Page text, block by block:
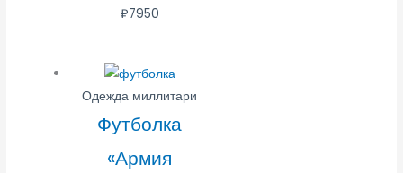
₽7950
Одежда миллитари
Футболка
«Армия